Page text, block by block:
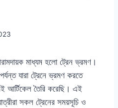
মাধ্যম হলো ট্রেন ভ্রমণ।
যারা ট্রেনে ভ্রমণ করতে
আর্টিকেল তৈরি করেছি। এই
সকল ট্রেনের সময়সূচি ও